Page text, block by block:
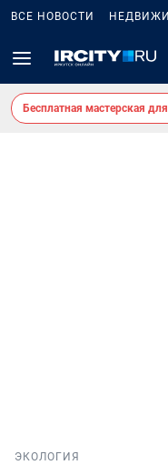
ВСЕ НОВОСТИ
Бесплатная мастерская
ЭКОЛОГИЯ